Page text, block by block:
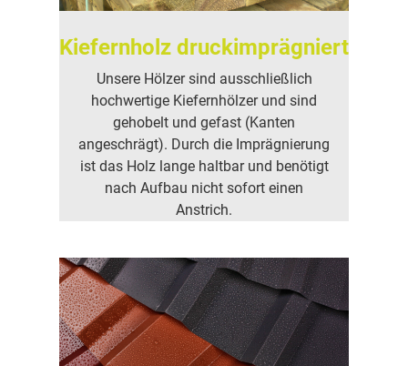
Kiefernholz druckimprägniert
Unsere Hölzer sind ausschließlich
hochwertige Kiefernhölzer und sind
gehobelt und gefast (Kanten
angeschrägt). Durch die Imprägnierung
ist das Holz lange haltbar und benötigt
nach Aufbau nicht sofort einen
Anstrich.